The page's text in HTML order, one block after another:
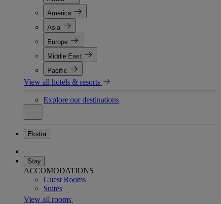
America
Asia
Europe
Middle East
Pacific
View all hotels & resorts
Explore our destinations
Ekstra
Stay
ACCOMODATIONS
Guest Rooms
Suites
View all rooms